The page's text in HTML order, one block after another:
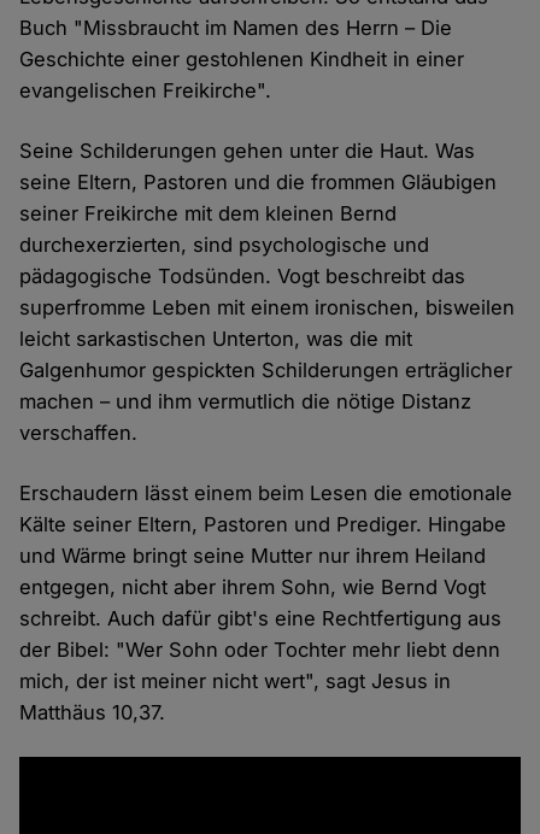
Buch "Missbraucht im Namen des Herrn – Die
Geschichte einer gestohlenen Kindheit in einer
evangelischen Freikirche".
Seine Schilderungen gehen unter die Haut. Was
seine Eltern, Pastoren und die frommen Gläubigen
seiner Freikirche mit dem kleinen Bernd
durchexerzierten, sind psychologische und
pädagogische Todsünden. Vogt beschreibt das
superfromme Leben mit einem ironischen, bisweilen
leicht sarkastischen Unterton, was die mit
Galgenhumor gespickten Schilderungen erträglicher
machen – und ihm vermutlich die nötige Distanz
verschaffen.
Erschaudern lässt einem beim Lesen die emotionale
Kälte seiner Eltern, Pastoren und Prediger. Hingabe
und Wärme bringt seine Mutter nur ihrem Heiland
entgegen, nicht aber ihrem Sohn, wie Bernd Vogt
schreibt. Auch dafür gibt's eine Rechtfertigung aus
der Bibel: "Wer Sohn oder Tochter mehr liebt denn
mich, der ist meiner nicht wert", sagt Jesus in
Matthäus 10,37.